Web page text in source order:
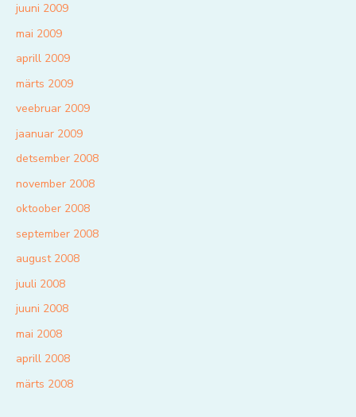
juuni 2009
mai 2009
aprill 2009
märts 2009
veebruar 2009
jaanuar 2009
detsember 2008
november 2008
oktoober 2008
september 2008
august 2008
juuli 2008
juuni 2008
mai 2008
aprill 2008
märts 2008